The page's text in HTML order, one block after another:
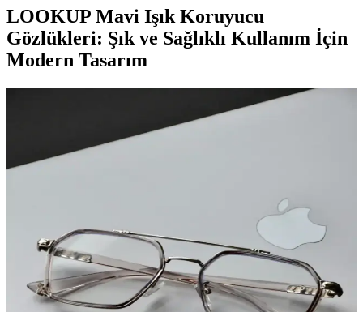
LOOKUP Mavi Işık Koruyucu
Gözlükleri: Şık ve Sağlıklı Kullanım İçin
Modern Tasarım